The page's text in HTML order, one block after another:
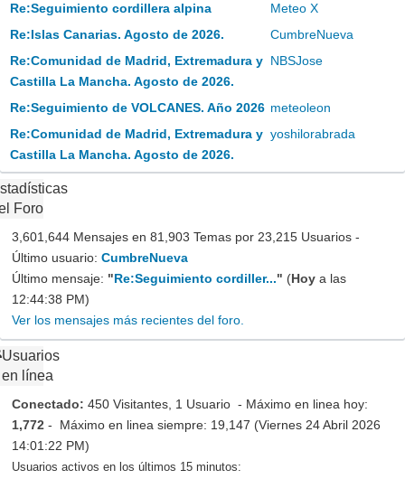
Re:Seguimiento cordillera alpina
Meteo X
Re:Islas Canarias. Agosto de 2026.
CumbreNueva
Re:Comunidad de Madrid, Extremadura y
Castilla La Mancha. Agosto de 2026.
NBSJose
Re:Seguimiento de VOLCANES. Año 2026 meteoleon
Re:Comunidad de Madrid, Extremadura y
Castilla La Mancha. Agosto de 2026.
yoshilorabrada
Foro
3,601,644 Mensajes en 81,903 Temas por 23,215 Usuarios -
Último usuario: CumbreNueva
Último mensaje: "Re:Seguimiento cordiller..." (Hoy a las
12:44:38 PM)
Ver los mensajes más recientes del foro.
Usuarios
en línea
Conectado: 450 Visitantes, 1 Usuario - Máximo en linea hoy:
1,772 - Máximo en linea siempre: 19,147 (Viernes 24 Abril 2026
14:01:22 PM)
Usuarios activos en los últimos 15 minutos: